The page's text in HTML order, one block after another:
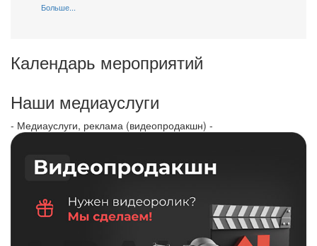
Больше...
Календарь мероприятий
Наши медиауслуги
- Медиауслуги, реклама (видеопродакшн) -